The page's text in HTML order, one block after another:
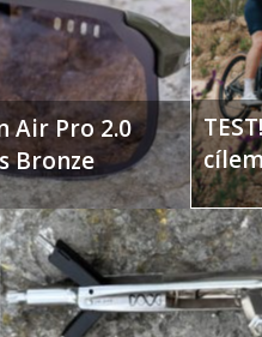
Air Pro 2.0
Bronze